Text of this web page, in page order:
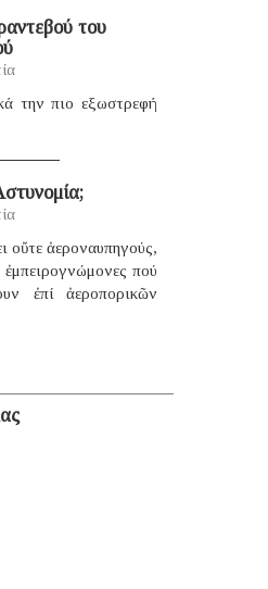
του
την πιο εξωστρεφή
οὔτε ἀεροναυπηγούς,
πού
ἐπί ἀεροπορικῶν